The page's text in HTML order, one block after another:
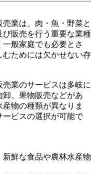
業は、肉・魚・野菜と
販売を行う重要な業種
般家庭でも必要とさ
ためには欠かせない存
業のサービスは多岐に
、果物販売などがあ
物の種類が異なりま
ビスの選択が可能で
鮮な食品や農林水産物